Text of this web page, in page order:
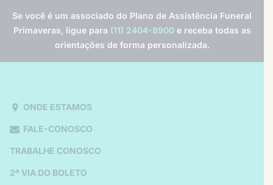
Se você é um associado do Plano de Assistência Funeral
Primaveras, ligue para (11) 2404-8900e receba todas as
orientações de forma personalizada.
ONDE ESTAMOS
FALE-CONOSCO
TRABALHE CONOSCO
2ª VIA DO BOLETO